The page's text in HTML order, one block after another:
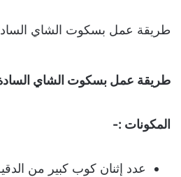
طريقة عمل بسكوت الشاي
طريقة عمل بسكوت الشاي
المكونات :-
عدد إثنان كوب كبير من